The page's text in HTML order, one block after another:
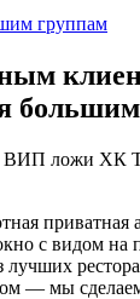
группам
приватная
с видом на
лучших
— мы